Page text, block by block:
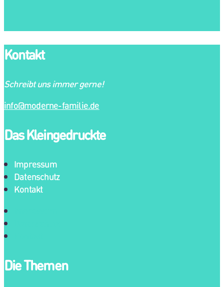
Kontakt
Schreibt uns immer gerne!
info@moderne-familie.de
Das Kleingedruckte
Impressum
Datenschutz
Kontakt
Die Themen